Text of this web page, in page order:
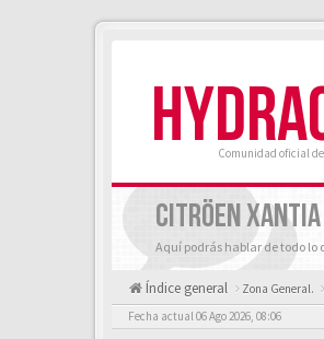
Comunidad oficial
CITRÖEN
Aquí podrás hablar de todo lo
Índice general Zona General.
Fecha actual 06 Ago 2026, 08:06